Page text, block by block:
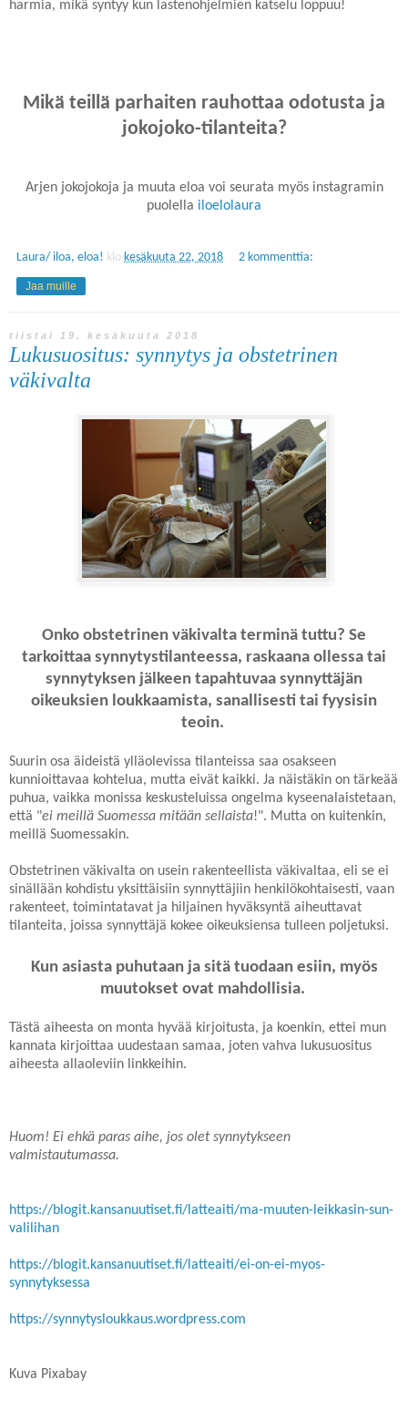
harmia, mikä syntyy kun lastenohjelmien katselu loppuu!
Mikä teillä parhaiten rauhottaa odotusta ja
jokojoko-tilanteita?
Arjen jokojokoja ja muuta eloa voi seurata myös instagramin
puolella iloelolaura
Laura/ iloa, eloa! klo kesäkuuta 22, 2018 2 kommenttia:
Jaa muille
tiistai 19. kesäkuuta 2018
Lukusuositus: synnytys ja obstetrinen
väkivalta
Onko obstetrinen väkivalta terminä tuttu? Se
tarkoittaa synnytystilanteessa, raskaana ollessa tai
synnytyksen jälkeen tapahtuvaa synnyttäjän
oikeuksien loukkaamista, sanallisesti tai fyysisin
teoin.
Suurin osa äideistä ylläolevissa tilanteissa saa osakseen
kunnioittavaa kohtelua, mutta eivät kaikki. Ja näistäkin on tärkeää
puhua, vaikka monissa keskusteluissa ongelma kyseenalaistetaan,
että "ei meillä Suomessa mitään sellaista!". Mutta on kuitenkin,
meillä Suomessakin.
Obstetrinen väkivalta on usein rakenteellista väkivaltaa, eli se ei
sinällään kohdistu yksittäisiin synnyttäjiin henkilökohtaisesti, vaan
rakenteet, toimintatavat ja hiljainen hyväksyntä aiheuttavat
tilanteita, joissa synnyttäjä kokee oikeuksiensa tulleen poljetuksi.
Kun asiasta puhutaan ja sitä tuodaan esiin, myös
muutokset ovat mahdollisia.
Tästä aiheesta on monta hyvää kirjoitusta, ja koenkin, ettei mun
kannata kirjoittaa uudestaan samaa, joten vahva lukusuositus
aiheesta allaoleviin linkkeihin.
Huom! Ei ehkä paras aihe, jos olet synnytykseen
valmistautumassa.
https://blogit.kansanuutiset.fi/latteaiti/ma-muuten-leikkasin-sun-
valilihan
https://blogit.kansanuutiset.fi/latteaiti/ei-on-ei-myos-
synnytyksessa
https://synnytysloukkaus.wordpress.com
Kuva Pixabay